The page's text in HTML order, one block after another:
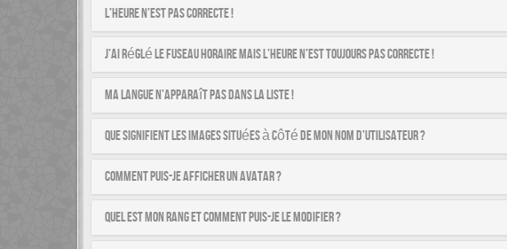
L’heure n’est pas correcte !
J’ai réglé le fuseau horaire mais l’heure n’est toujours pas correcte !
Ma langue n’apparaît pas dans la liste !
Que signifient les images situées à côté de mon nom d’utilisateur ?
Comment puis-je afficher un avatar ?
Quel est mon rang et comment puis-je le modifier ?